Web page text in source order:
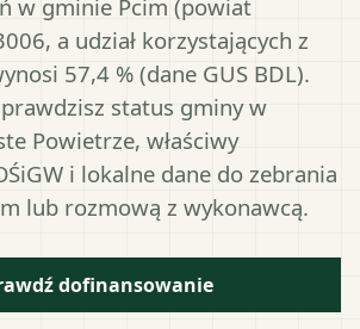
w gminie Pcim (powiat
a udział korzystających z
57,4 % (dane GUS BDL).
status gminy w
Powietrze, właściwy
i lokalne dane do zebrania
lub rozmową z wykonawcą.
dofinansowanie